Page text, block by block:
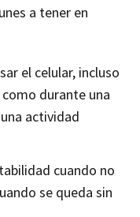
a tener en
el celular, incluso
durante una
actividad
cuando no
se queda sin